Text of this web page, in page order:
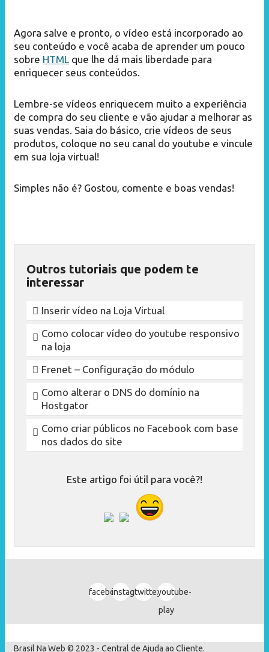
Agora salve e pronto, o vídeo está incorporado ao
seu conteúdo e você acaba de aprender um pouco
sobre HTML que lhe dá mais liberdade para
enriquecer seus conteúdos.
Lembre-se vídeos enriquecem muito a experiência
de compra do seu cliente e vão ajudar a melhorar as
suas vendas. Saia do básico, crie vídeos de seus
produtos, coloque no seu canal do youtube e vincule
em sua loja virtual!
Simples não é? Gostou, comente e boas vendas!
Outros tutoriais que podem te
interessar
Inserir vídeo na Loja Virtual
Como colocar vídeo do youtube responsivo
na loja
Frenet – Configuração do módulo
Como alterar o DNS do domínio na
Hostgator
Como criar públicos no Facebook com base
nos dados do site
Este artigo foi útil para você?!
facebookinstagramtwitteryoutube-
play
Brasil Na Web © 2023 - Central de Ajuda ao Cliente.